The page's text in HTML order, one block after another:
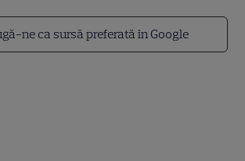
ne ca sursă preferată în Google